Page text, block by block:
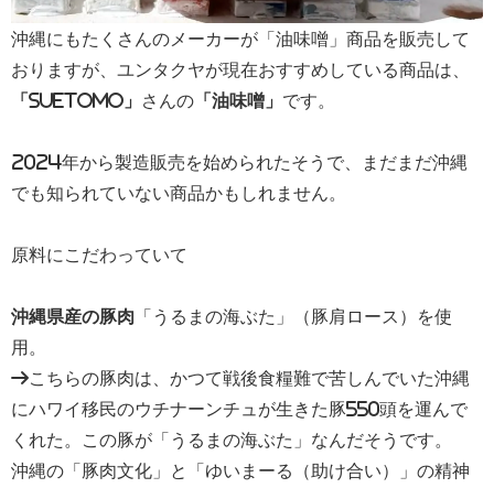
沖縄にもたくさんのメーカーが「油味噌」商品を販売して
おりますが、ユンタクヤが現在おすすめしている商品は、
「Suetomo」
さんの 「油味噌」 です。
2024年から製造販売を始められたそうで、まだまだ沖縄
でも知られていない商品かもしれません。
原料にこだわっていて
沖縄県産の豚肉 「うるまの海ぶた」（豚肩ロース）を使
用。
→こちらの豚肉は、かつて戦後食糧難で苦しんでいた沖縄
にハワイ移民のウチナーンチュが生きた豚550頭を運んで
くれた。この豚が「うるまの海ぶた」なんだそうです。
沖縄の「豚肉文化」と「ゆいまーる（助け合い）」の精神